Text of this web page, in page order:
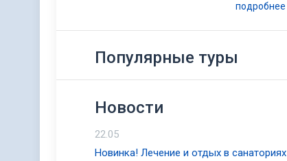
подробнее
Популярные туры
Новости
22.05
Новинка! Лечение и отдых в санаториях